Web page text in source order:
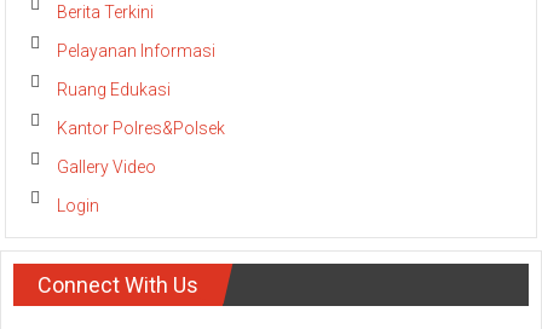
Berita Terkini
Pelayanan Informasi
Ruang Edukasi
Kantor Polres&Polsek
Gallery Video
Login
Connect With Us